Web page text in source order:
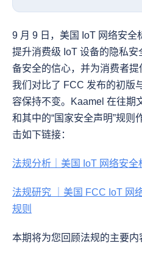
9 月 9 日，美国 IoT 网络安全
提升消费级 IoT 设备的隐私
备安全的信心，并为消费者提
我们对比了 FCC 发布的初版
容保持不变。Kaamel 在往期
和其中的“国家安全声明”规则
击如下链接：
法规分析｜美国 IoT 网络安全
法规研究 ｜美国 FCC IoT 网
规则
本期将为您回顾法规的主要内